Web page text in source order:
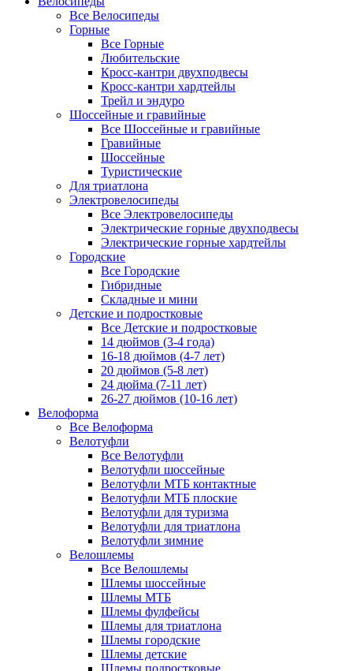
Все Велосипеды
Горные
Все Горные
Любительские
Кросс-кантри двухподвесы
Кросс-кантри хардтейлы
Трейл и эндуро
Шоссейные и гравийные
Все Шоссейные и гравийные
Гравийные
Шоссейные
Туристические
Для триатлона
Электровелосипеды
Все Электровелосипеды
Электрические горные двухподвесы
Электрические горные хардтейлы
Городские
Все Городские
Гибридные
Складные и мини
Детские и подростковые
Все Детские и подростковые
14 дюймов (3-4 года)
16-18 дюймов (4-7 лет)
20 дюймов (5-8 лет)
24 дюйма (7-11 лет)
26-27 дюймов (10-16 лет)
Велоформа
Все Велоформа
Велотуфли
Все Велотуфли
Велотуфли шоссейные
Велотуфли МТБ контактные
Велотуфли МТБ плоские
Велотуфли для туризма
Велотуфли для триатлона
Велотуфли зимние
Велошлемы
Все Велошлемы
Шлемы шоссейные
Шлемы МТБ
Шлемы фулфейсы
Шлемы для триатлона
Шлемы городские
Шлемы детские
Шлемы подростковые